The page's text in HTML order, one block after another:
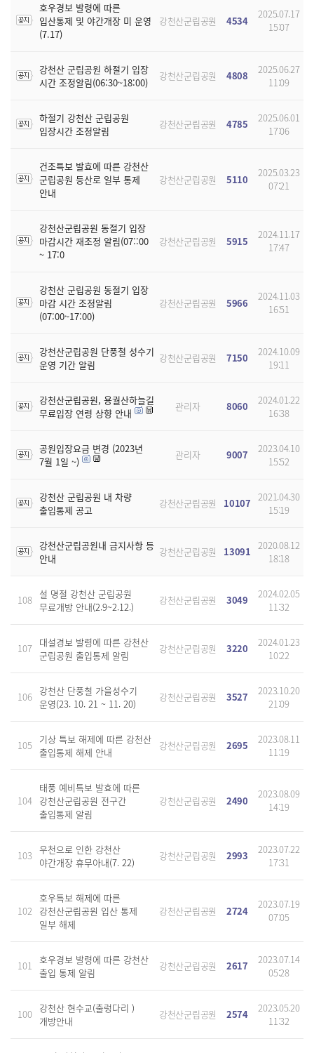
호우경보 발령에 따른
입산통제 및 야간개장 미 운영
(7.17)
강천산군립공원 4534
2025.07.17
15:07
강천산 군립공원 하절기 입장
시간 조정알림(06:30~18:00)
강천산군립공원 4808
2025.06.27
11:09
하절기 강천산 군립공원
입장시간 조정알림
강천산군립공원 4785
2025.06.01
17:06
건조특보 발효에 따른 강천산
군립공원 등산로 일부 통제
안내
강천산군립공원 5110
2025.03.23
07:21
강천산군립공원 동절기 입장
마감시간 재조정 알림(07::00
~ 17:0
강천산군립공원 5915
2024.11.17
17:47
강천산 군립공원 동절기 입장
마감 시간 조정알림
(07:00~17:00)
강천산군립공원 5966
2024.11.03
16:51
강천산군립공원 단풍철 성수기
운영 기간 알림
강천산군립공원 7150
2024.10.09
19:11
강천산군립공원, 용궐산하늘길
무료입장 연령 상향 안내
관리자 8060
2024.01.22
16:38
공원입장요금 변경 (2023년
7월 1일 ~)
관리자 9007
2023.04.10
15:52
강천산 군립공원 내 차량
출입통제 공고
강천산군립공원 10107
2021.04.30
15:19
강천산군립공원내 금지사항 등
안내
강천산군립공원 13091
2020.08.12
18:18
108
설 명절 강천산 군립공원
무료개방 안내(2.9~2.12.)
강천산군립공원 3049
2024.02.05
11:32
107
대설경보 발령에 따른 강천산
군립공원 출입통제 알림
강천산군립공원 3220
2024.01.23
10:22
106
강천산 단풍철 가을성수기
운영(23. 10. 21 ~ 11. 20)
강천산군립공원 3527
2023.10.20
21:09
105
기상 특보 해제에 따른 강천산
출입통제 해제 안내
강천산군립공원 2695
2023.08.11
11:19
104
태풍 예비특보 발효에 따른
강천산군립공원 전구간
출입통제 알림
강천산군립공원 2490
2023.08.09
14:19
103 우천으로 인한 강천산
야간개장 휴무아내(7. 22)
강천산군립공원 2993
2023.07.22
17:31
102
호우특보 해제에 따른
강천산군립공원 입산 통제
일부 해제
강천산군립공원 2724
2023.07.19
07:05
101 호우경보 발령에 따른 강천산
출입 통제 알림
강천산군립공원 2617
2023.07.14
05:28
100
강천산 현수교(출렁다리 )
개방안내
강천산군립공원 2574
2023.05.20
11:32